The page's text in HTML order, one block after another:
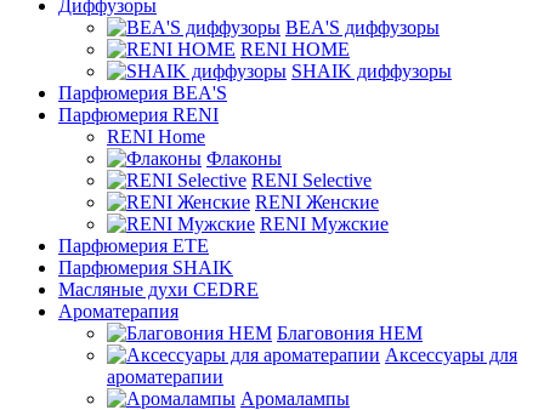
Диффузоры
BEA'S диффузоры
RENI HOME
SHAIK диффузоры
Парфюмерия BEA'S
Парфюмерия RENI
RENI Home
Флаконы
RENI Selective
RENI Женские
RENI Мужские
Парфюмерия ETE
Парфюмерия SHAIK
Масляные духи CEDRE
Ароматерапия
Благовония HEM
Аксессуары для
ароматерапии
Аромалампы